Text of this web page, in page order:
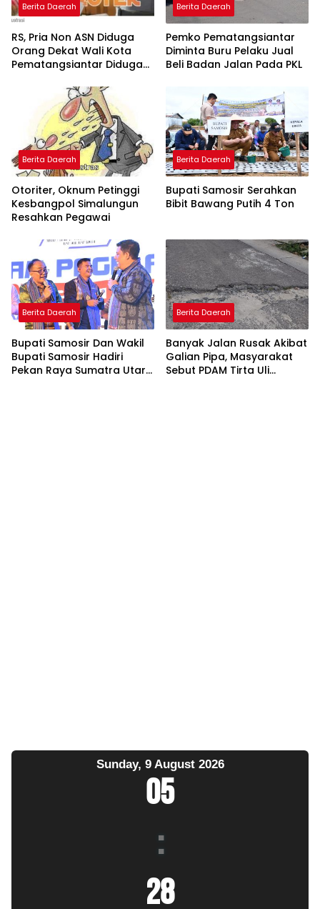
Berita Daerah
RS, Pria Non ASN Diduga
Orang Dekat Wali Kota
Pematangsiantar Diduga
Kontraktor
Berita Daerah
Pemko Pematangsiantar
Diminta Buru Pelaku Jual
Beli Badan Jalan Pada PKL
Berita Daerah
Otoriter, Oknum Petinggi
Kesbangpol Simalungun
Resahkan Pegawai
Berita Daerah
Bupati Samosir Serahkan
Bibit Bawang Putih 4 Ton
Berita Daerah
Bupati Samosir Dan Wakil
Bupati Samosir Hadiri
Pekan Raya Sumatra Utara
Berita Daerah
Banyak Jalan Rusak Akibat
Galian Pipa, Masyarakat
Sebut PDAM Tirta Uli
Sunday, 9 August 2026
05
:
28